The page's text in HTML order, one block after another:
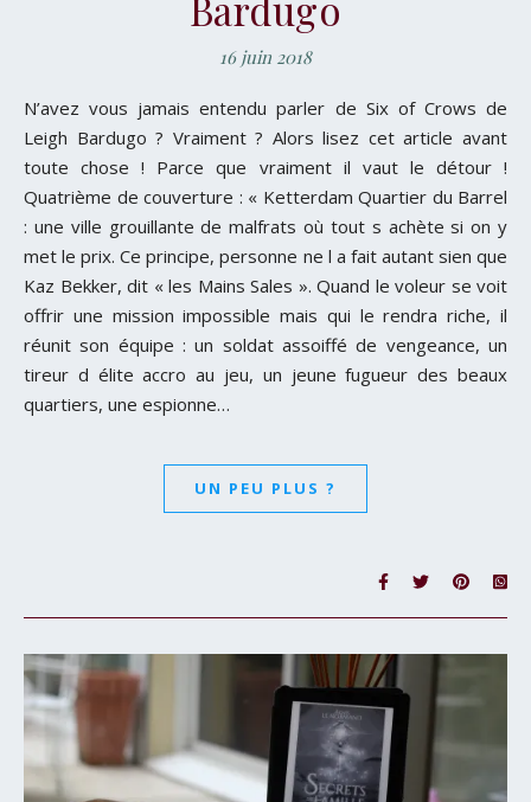
16 juin 2018
N’avez vous jamais entendu parler de Six of Crows de
Leigh Bardugo ? Vraiment ? Alors lisez cet article avant
toute chose ! Parce que vraiment il vaut le détour !
Quatrième de couverture : « Ketterdam Quartier du Barrel
: une ville grouillante de malfrats où tout s achète si on y
met le prix. Ce principe, personne ne l a fait autant sien que
Kaz Bekker, dit « les Mains Sales ». Quand le voleur se voit
offrir une mission impossible mais qui le rendra riche, il
réunit son équipe : un soldat assoiffé de vengeance, un
tireur d élite accro au jeu, un jeune fugueur des beaux
quartiers, une espionne…
UN PEU PLUS ?